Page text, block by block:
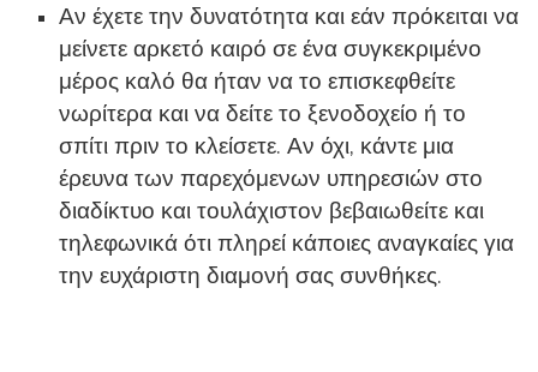
Αν έχετε την δυνατότητα και εάν πρόκειται να
μείνετε αρκετό καιρό σε ένα συγκεκριμένο
μέρος καλό θα ήταν να το επισκεφθείτε
νωρίτερα και να δείτε το ξενοδοχείο ή το
σπίτι πριν το κλείσετε. Αν όχι, κάντε μια
έρευνα των παρεχόμενων υπηρεσιών στο
διαδίκτυο και τουλάχιστον βεβαιωθείτε και
τηλεφωνικά ότι πληρεί κάποιες αναγκαίες για
την ευχάριστη διαμονή σας συνθήκες.